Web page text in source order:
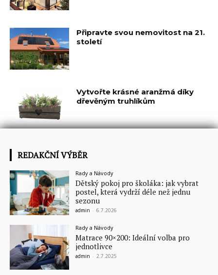
Připravte svou nemovitost na 21.
století
Vytvořte krásné aranžmá díky
dřevěným truhlíkům
REDAKČNÍ VÝBĚR
Rady a Návody
Dětský pokoj pro školáka: jak vybrat
postel, která vydrží déle než jednu
sezonu
admin - 6.7.2026
Rady a Návody
Matrace 90×200: Ideální volba pro
jednotlivce
admin - 2.7.2025